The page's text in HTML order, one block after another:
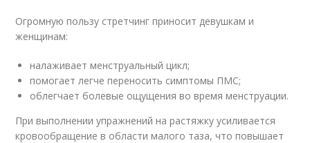
Огромную пользу стретчинг приносит девушкам и
женщинам:
налаживает менструальный цикл;
помогает легче переносить симптомы ПМС;
облегчает болевые ощущения во время менструации.
При выполнении упражнений на растяжку усиливается
кровообращение в области малого таза, что повышает